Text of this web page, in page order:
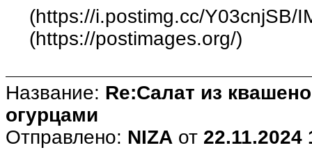
(https://i.postimg.cc/Y03cnjSB/
(https://postimages.org/)
Название: Re:Салат из
огурцами
Отправлено: NIZA от 22.11.2024